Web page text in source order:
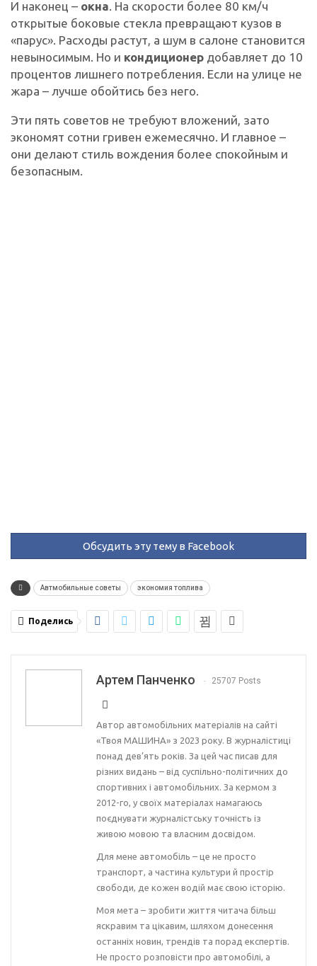
И наконец – окна. На скорости более 80 км/ч
открытые боковые стекла превращают кузов в
«парус». Расходы растут, а шум в салоне становится
невыносимым. Но и кондиционер добавляет до 10
процентов лишнего потребления. Если на улице не
жара – лучше обойтись без него.
Эти пять советов не требуют вложений, зато
экономят сотни гривен ежемесячно. И главное –
они делают стиль вождения более спокойным и
безопасным.
Обсудить эту тему в Facebook
Автмобильные советы экономия топлива
Поделись
Артем Панченко 25707 Posts
Автор автомобільних матеріалів на сайті
«Твоя МАШИНА» з 2023 року. В журналістиці
понад дев’ять років. За цей час писав для
різних видань – від суспільно-політичних до
спортивних і автомобільних. За кермом з
2012-го, у своїх матеріалах намагаюсь
поєднувати журналістську точність із
живою мовою та власним досвідом.
Для мене автомобіль – це не просто
транспорт, а частина культури й простір
свободи, де кожен водій має свою історію.
Моя мета – зробити життя читача більш
яскравим та цікавим, шляхом донесення
останніх новин, трендів та порад експертів.
Не просто розповісти про автомобілі, а